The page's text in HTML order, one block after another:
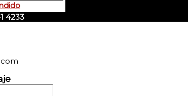
4233